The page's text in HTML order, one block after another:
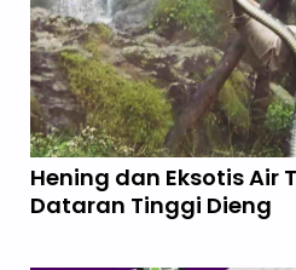
Hening dan Eksotis Air
Dataran Tinggi Dieng